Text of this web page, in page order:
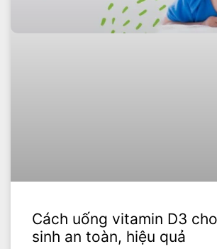
Cách uống vitamin D3
sinh an toàn, hiệu quả